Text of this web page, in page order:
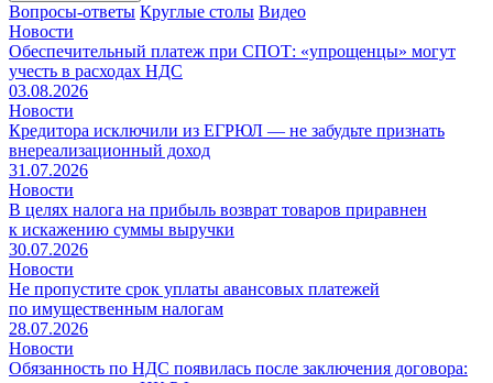
Вопросы-ответы Круглые столы Видео
Новости
Обеспечительный платеж при СПОТ: «упрощенцы» могут
учесть в расходах НДС
03.08.2026
Новости
Кредитора исключили из ЕГРЮЛ — не забудьте признать
внереализационный доход
31.07.2026
Новости
В целях налога на прибыль возврат товаров приравнен
к искажению суммы выручки
30.07.2026
Новости
Не пропустите срок уплаты авансовых платежей
по имущественным налогам
28.07.2026
Новости
Обязанность по НДС появилась после заключения договора: